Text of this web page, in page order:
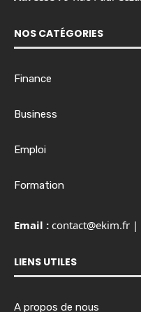
NOS CATÉGORIES
Finance
Business
Emploi
Formation
Email : contact@ekim.fr |
LIENS UTILES
A propos de nous